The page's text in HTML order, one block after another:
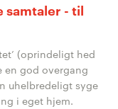
samtaler - til
(oprindeligt hed
en god overgang
uhelbredeligt syge
i eget hjem.